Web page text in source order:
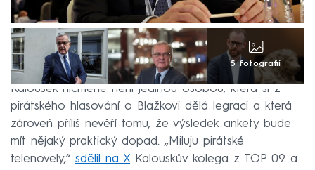
5 fotografií
Kalousek nicméně není jedinou osobou, která si z
pirátského hlasování o Blažkovi dělá legraci a která
zároveň příliš nevěří tomu, že výsledek ankety bude
mít nějaký praktický dopad. „Miluju pirátské
telenovely,“ sdělil na X Kalouskův kolega z TOP 09 a